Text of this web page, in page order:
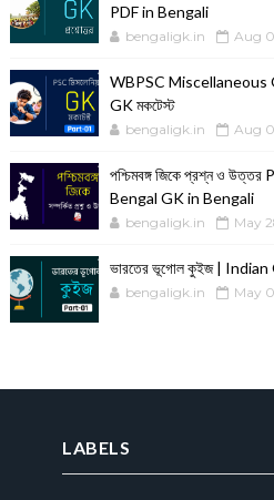
PDF in Bengali
bengaligk.in Aug
WBPSC Miscellaneous
GK মকটেস্ট
bengaligk.in Aug
পশ্চিমবঙ্গ জিকে প্রশ্ন ও
Bengal GK in Bengali
bengaligk.in May
ভারতের ভূগোল কুইজ |
bengaligk.in May
LABELS